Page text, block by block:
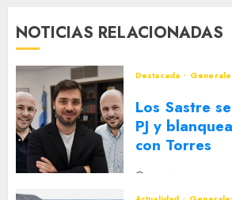
NOTICIAS RELACIONADAS
Destacada
Los Sastre
PJ y
con Torres
2 DE AGOSTO DE 2026